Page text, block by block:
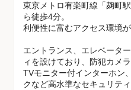
東京メトロ有楽町線「麹町
ら徒歩4分。
利便性に富むアクセス環境が
エントランス、エレベータ
ィを設けており、防犯カメ
TVモニター付インターホン
クなど高水準なセキュリテ